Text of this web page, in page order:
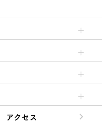
アクセス